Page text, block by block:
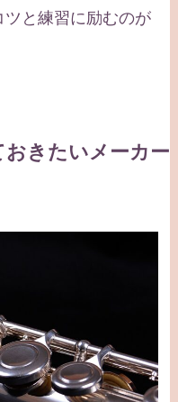
と練習に励むのが
きたいメーカー